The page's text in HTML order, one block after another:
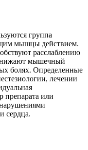
группа
мышцы действием.
расслаблению
мышечный
болях. Определенные
лечении
препарата или
сердца.